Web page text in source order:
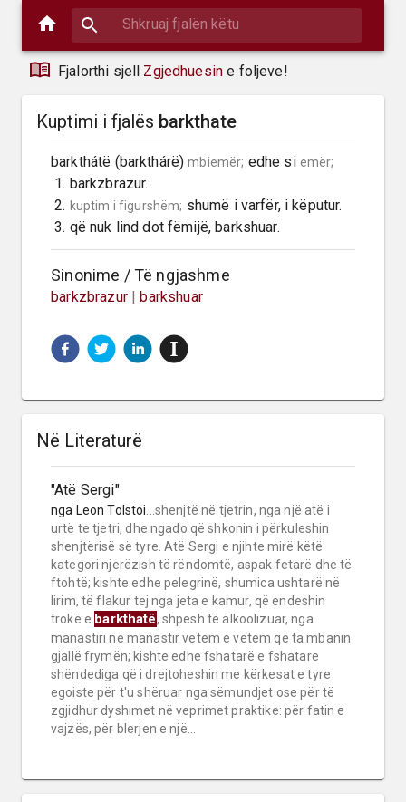
Fjalorthi sjell Zgjedhuesin e foljeve!
Kuptimi i fjalës barkthate
barkthátë (barkthárë) mbiemër; edhe si emër;
2. kuptim i figurshëm; shumë i varfër, i këputur.
3. që nuk lind dot fëmijë, barkshuar.
Sinonime / Të ngjashme
barkzbrazur |barkshuar
Në Literaturë
"Atë Sergi"
nga Leon Tolstoi ...shenjtë në tjetrin, nga një atë i
urtë te tjetri, dhe ngado që shkonin i përkuleshin
shenjtërisë së tyre. Atë Sergi e njihte mirë këtë
kategori njerëzish të rëndomtë, aspak fetarë dhe të
ftohtë; kishte edhe pelegrinë, shumica ushtarë në
lirim, të flakur tej nga jeta e kamur, që endeshin
trokë e barkthatë, shpesh të alkoolizuar, nga
manastiri në manastir vetëm e vetëm që ta mbanin
gjallë frymën; kishte edhe fshatarë e fshatare
shëndediga që i drejtoheshin me kërkesat e tyre
egoiste për t'u shëruar nga sëmundjet ose për të
zgjidhur dyshimet në veprimet praktike: për fatin e
vajzës, për blerjen e një...